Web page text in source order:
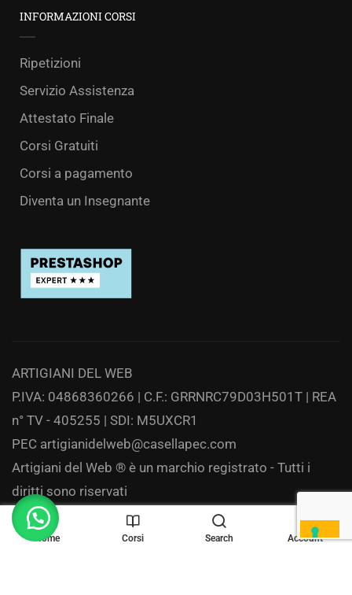
INFORMAZIONI CORSI
Ripetizioni
Servizio Assistenza
Attestato Finale
Corsi Gratuiti
Corsi a pagamento
Diventa un Insegnante
ARTIGIANI DEL WEB
P.IVA: 04868360266 | C.F.: GRRNRC79D03H501T | REA
n° TV - 405255 | SDI: M5UXCR1
PEC artigianidelweb@casellapec.com
Artigiani del Web ® è un marchio registrato - Tutti i
diritti sono riservati
Privacy
Home Corsi Search Account